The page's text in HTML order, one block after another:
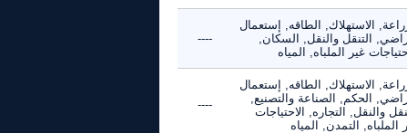
الاستهلاك, الطاقه, إستعمال
التنقل والنقل, السكان,
غير الملباه, المياه
----
الاستهلاك, الطاقه, إستعمال
الحكم, الصناعة والتصنيع,
والنقل, التجاره, الاحتياجات
الملباه, التمدن, المياه
----